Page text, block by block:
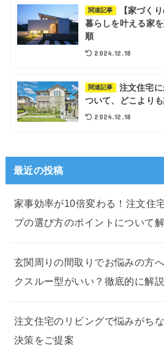
関連記事
【家づく
暮らしを叶える家
順
2024.12.18
関連記事
注文住宅
ついて、どこより
2024.12.18
最近の投稿
家事効率が10倍変わる！注文住
プの選び方のポイントについて
玄関周りの間取りでお悩みの方
クスルー型がいい？徹底的に解説
注文住宅のリビングで悩みがち
決策をご提案